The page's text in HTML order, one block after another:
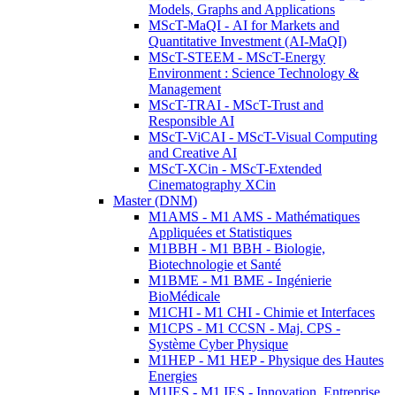
Models, Graphs and Applications
MScT-MaQI - AI for Markets and
Quantitative Investment (AI-MaQI)
MScT-STEEM - MScT-Energy
Environment : Science Technology &
Management
MScT-TRAI - MScT-Trust and
Responsible AI
MScT-ViCAI - MScT-Visual Computing
and Creative AI
MScT-XCin - MScT-Extended
Cinematography XCin
Master (DNM)
M1AMS - M1 AMS - Mathématiques
Appliquées et Statistiques
M1BBH - M1 BBH - Biologie,
Biotechnologie et Santé
M1BME - M1 BME - Ingénierie
BioMédicale
M1CHI - M1 CHI - Chimie et Interfaces
M1CPS - M1 CCSN - Maj. CPS -
Système Cyber Physique
M1HEP - M1 HEP - Physique des Hautes
Energies
M1IES - M1 IES - Innovation, Entreprise